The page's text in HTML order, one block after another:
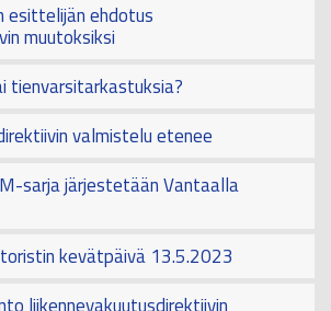
esittelijän ehdotus
muutoksiksi
tienvarsitarkastuksia?
valmistelu etenee
sarja järjestetään Vantaalla
kevätpäivä 13.5.2023